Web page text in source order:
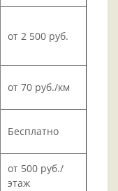
от 2 500 руб.
от 70 руб./км
Бесплатно
от 500 руб./
этаж